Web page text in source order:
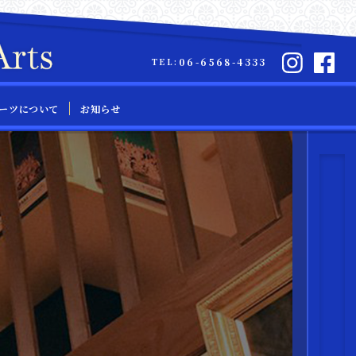
TEL: 06-6568-4333
ツについて お知らせ